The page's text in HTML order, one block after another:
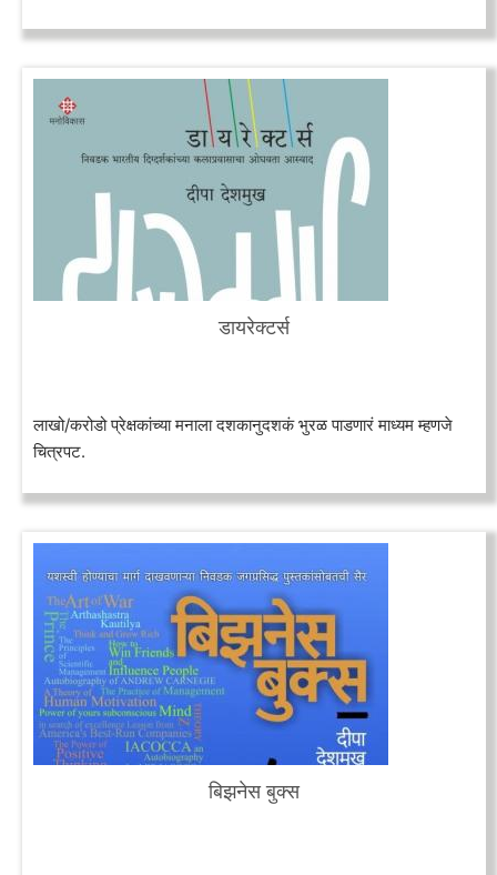
डायरेक्टर्स
लाखो/करोडो प्रेक्षकांच्या मनाला दशकानुदशकं भुरळ पाडणारं माध्यम म्हणजे
चित्रपट.
बिझनेस बुक्स